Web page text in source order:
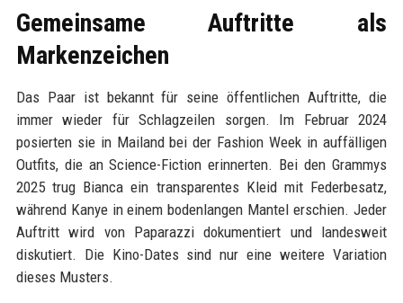
Gemeinsame Auftritte als
Markenzeichen
Das Paar ist bekannt für seine öffentlichen Auftritte, die
immer wieder für Schlagzeilen sorgen. Im Februar 2024
posierten sie in Mailand bei der Fashion Week in auffälligen
Outfits, die an Science-Fiction erinnerten. Bei den Grammys
2025 trug Bianca ein transparentes Kleid mit Federbesatz,
während Kanye in einem bodenlangen Mantel erschien. Jeder
Auftritt wird von Paparazzi dokumentiert und landesweit
diskutiert. Die Kino-Dates sind nur eine weitere Variation
dieses Musters.